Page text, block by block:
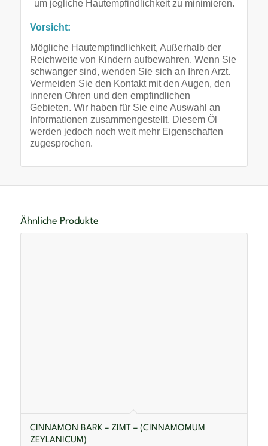
um jegliche Hautempfindlichkeit zu minimieren.
Vorsicht:
Mögliche Hautempfindlichkeit, Außerhalb der
Reichweite von Kindern aufbewahren. Wenn Sie
schwanger sind, wenden Sie sich an Ihren Arzt.
Vermeiden Sie den Kontakt mit den Augen, den
inneren Ohren und den empfindlichen
Gebieten. Wir haben für Sie eine Auswahl an
Informationen zusammengestellt. Diesem Öl
werden jedoch noch weit mehr Eigenschaften
zugesprochen.
Ähnliche Produkte
CINNAMON BARK – ZIMT – (CINNAMOMUM
ZEYLANICUM)